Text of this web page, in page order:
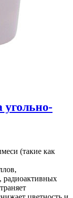
(такие как
радиоактивных